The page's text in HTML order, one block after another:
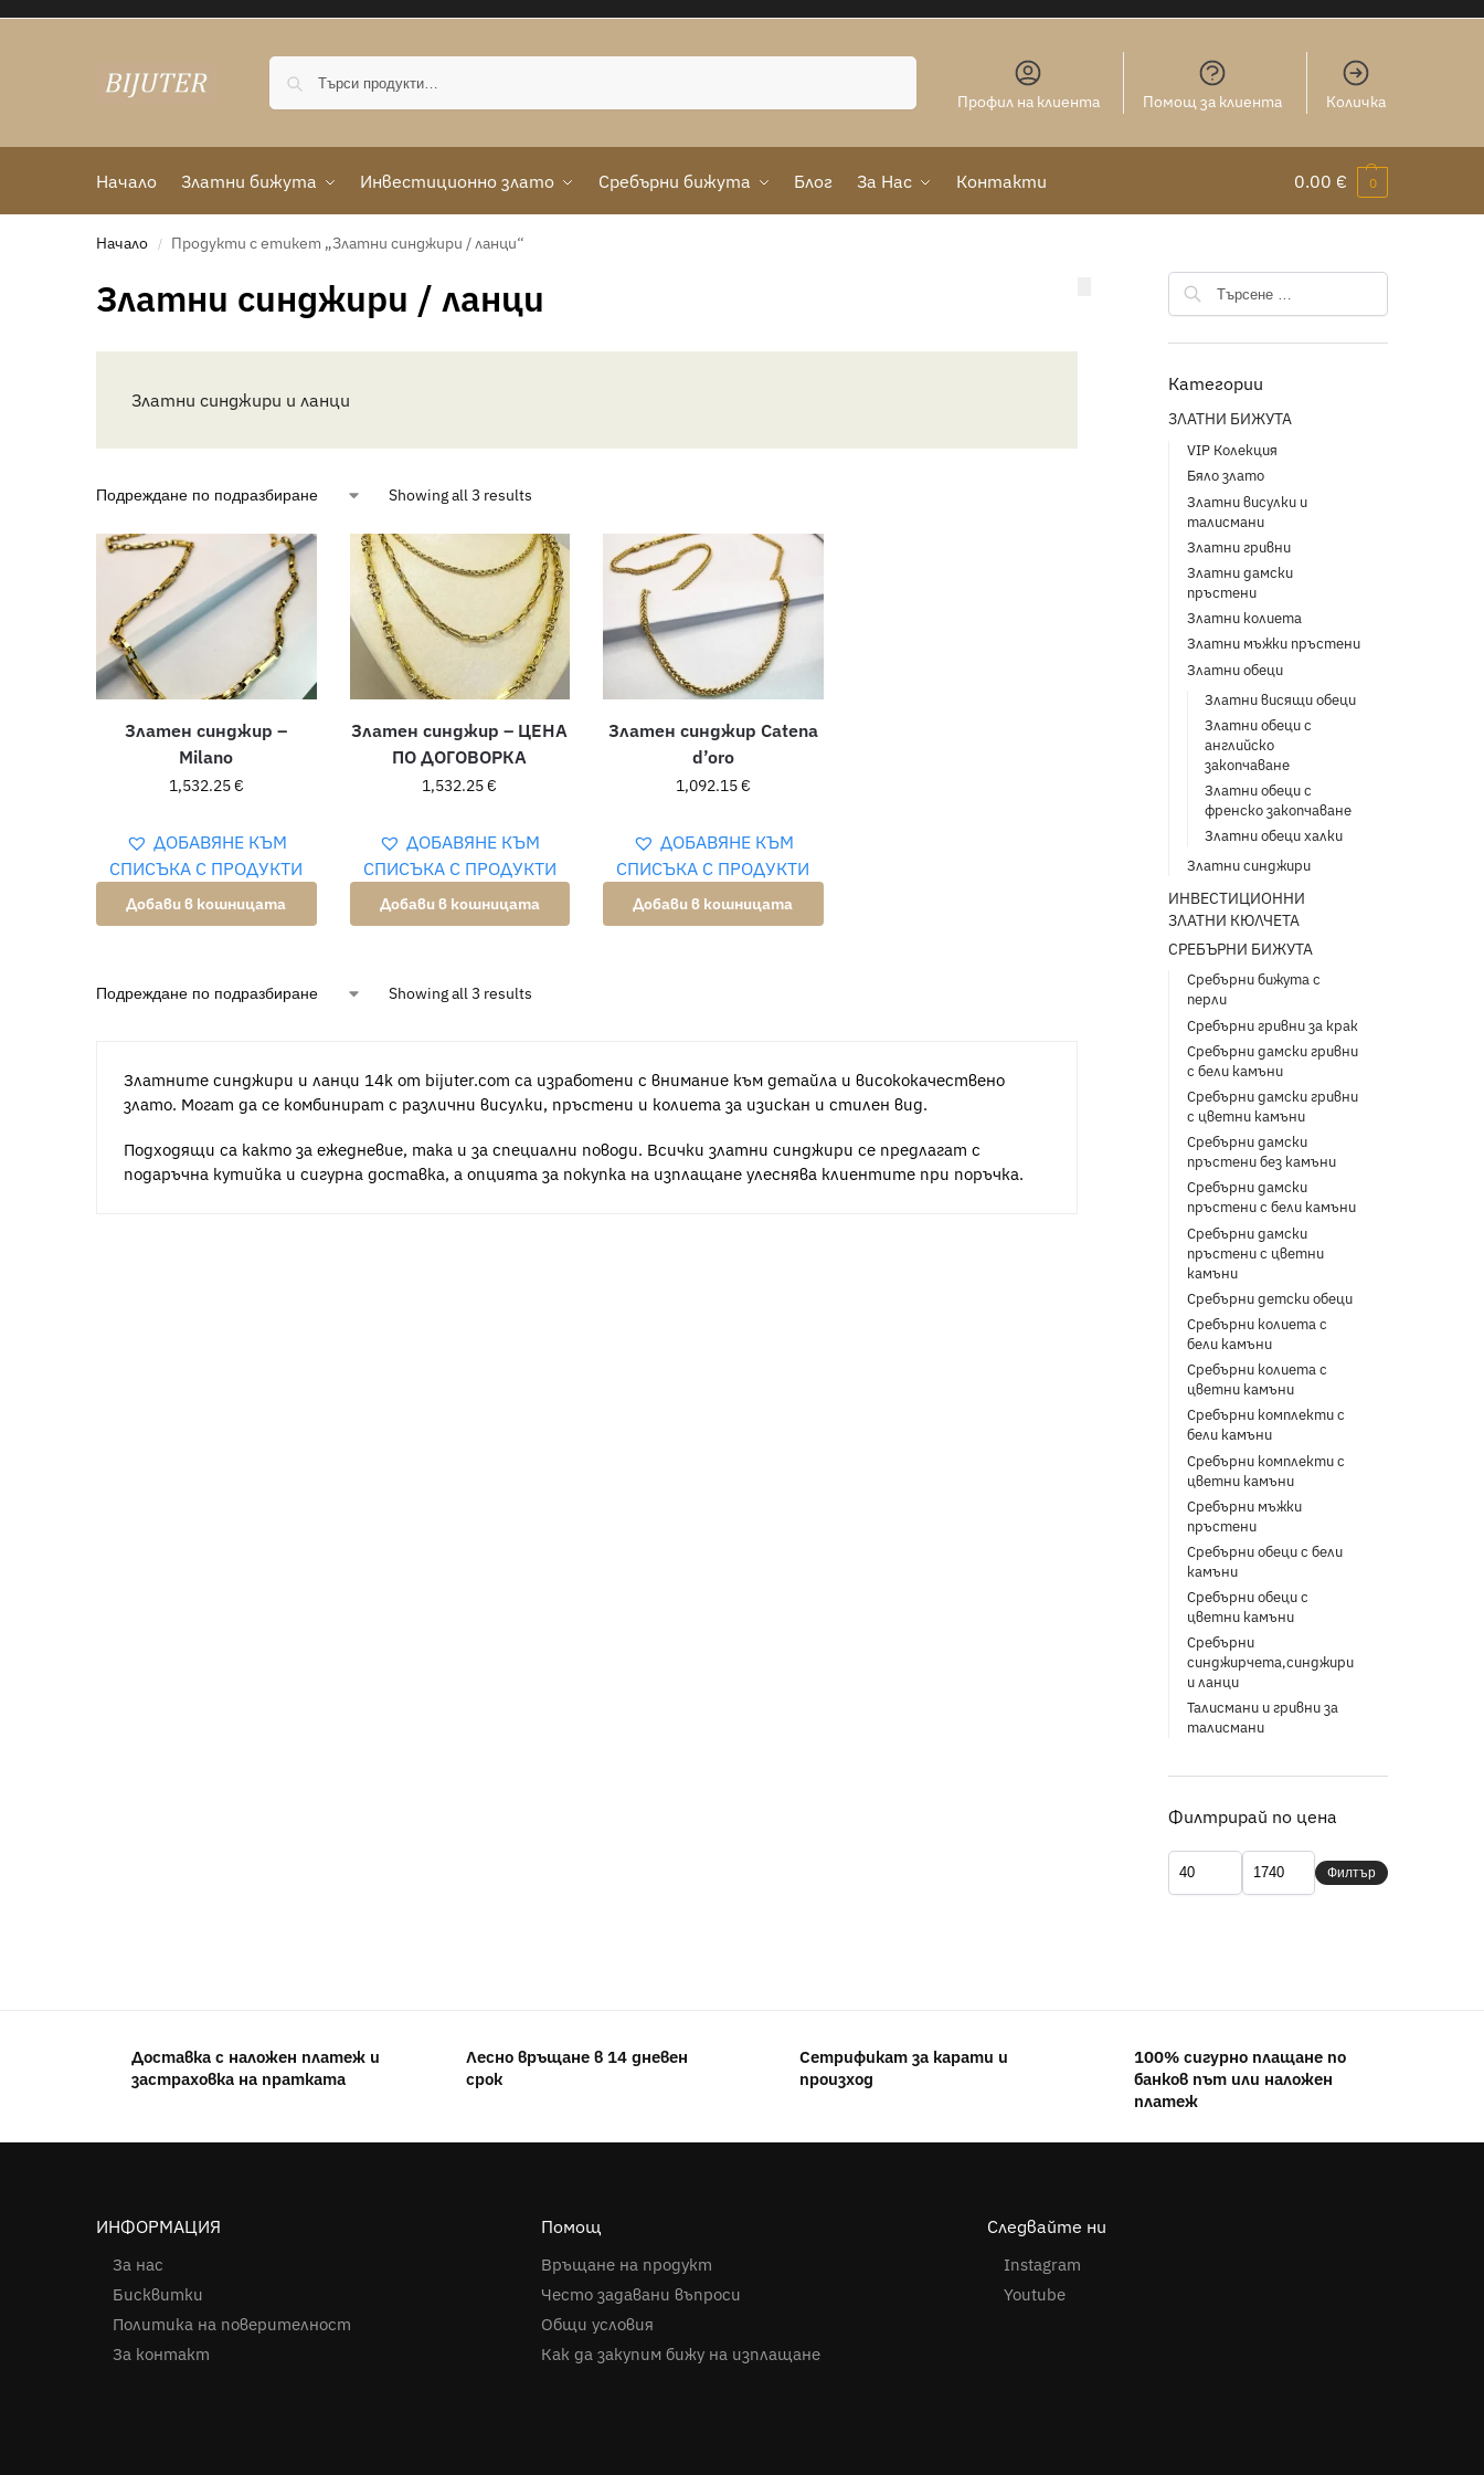
Профил на клиента Помощ за клиента Количка
Начало Златни бижута Инвестиционно злато Сребърни бижута Блог За Нас Контакти 0.00 € 0
Начало / Продукти с етикет „Златни синджири / ланци“
Златни синджири / ланци
Златни синджири и ланци
Showing all 3 results
Златен синджир –
Milano
1,532.25€
Добави в кошницата
ДОБАВЯНЕ КЪМ
СПИСЪКА С ПРОДУКТИ
Златен синджир – ЦЕНА
ПО ДОГОВОРКА
1,532.25€
Добави в кошницата
ДОБАВЯНЕ КЪМ
СПИСЪКА С ПРОДУКТИ
Златен синджир Catena
d’oro
1,092.15€
Добави в кошницата
ДОБАВЯНЕ КЪМ
СПИСЪКА С ПРОДУКТИ
Showing all 3 results
Златните синджири и ланци 14k от bijuter.com са изработени с внимание към детайла и висококачествено
злато. Могат да се комбинират с различни висулки, пръстени и колиета за изискан и стилен вид.
Подходящи са както за ежедневие, така и за специални поводи. Всички златни синджири се предлагат с
подаръчна кутийка и сигурна доставка, а опцията за покупка на изплащане улеснява клиентите при поръчка.
Категории
ЗЛАТНИ БИЖУТА
VIP Колекция
Бяло злато
Златни висулки и
талисмани
Златни гривни
Златни дамски
пръстени
Златни колиета
Златни мъжки пръстени
Златни обеци
Златни висящи обеци
Златни обеци с
английско
закопчаване
Златни обеци с
френско закопчаване
Златни обеци халки
Златни синджири
ИНВЕСТИЦИОННИ
ЗЛАТНИ КЮЛЧЕТА
СРЕБЪРНИ БИЖУТА
Сребърни бижута с
перли
Сребърни гривни за крак
Сребърни дамски гривни
с бели камъни
Сребърни дамски гривни
с цветни камъни
Сребърни дамски
пръстени без камъни
Сребърни дамски
пръстени с бели камъни
Сребърни дамски
пръстени с цветни
камъни
Сребърни детски обеци
Сребърни колиета с
бели камъни
Сребърни колиета с
цветни камъни
Сребърни комплекти с
бели камъни
Сребърни комплекти с
цветни камъни
Сребърни мъжки
пръстени
Сребърни обеци с бели
камъни
Сребърни обеци с
цветни камъни
Сребърни
синджирчета,синджири
и ланци
Талисмани и гривни за
талисмани
Филтрирай по цена
Филтър
Доставка с наложен платеж и
застраховка на пратката
Лесно връщане в 14 дневен
срок
Сетрификат за карати и
произход
100% сигурно плащане по
банков път или наложен
платеж
ИНФОРМАЦИЯ
За нас
Бисквитки
Политика на поверителност
За контакт
Помощ
Връщане на продукт
Често задавани въпроси
Общи условия
Как да закупим бижу на изплащане
Следвайте ни
Instagram
Youtube